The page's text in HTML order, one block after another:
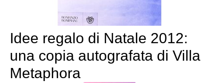
Idee regalo di Natale 2012:
una copia autografata di Villa
Metaphora